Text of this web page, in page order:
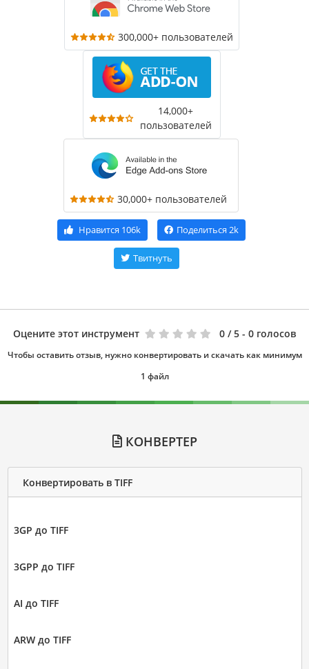
300,000+ пользователей
14,000+
пользователей
30,000+ пользователей
Нравится 106k Поделиться 2k
Твитнуть
Оцените этот инструмент 0 / 5 - 0 голосов
Чтобы оставить отзыв, нужно конвертировать и скачать как минимум
1 файл
КОНВЕРТЕР
Конвертировать в TIFF
3GP до TIFF
3GPP до TIFF
AI до TIFF
ARW до TIFF